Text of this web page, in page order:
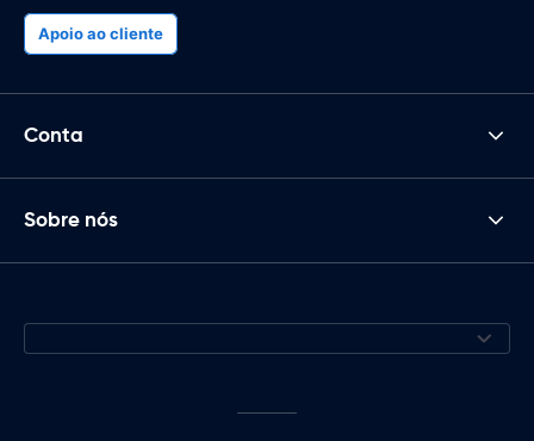
Apoio ao cliente
Conta
Sobre nós